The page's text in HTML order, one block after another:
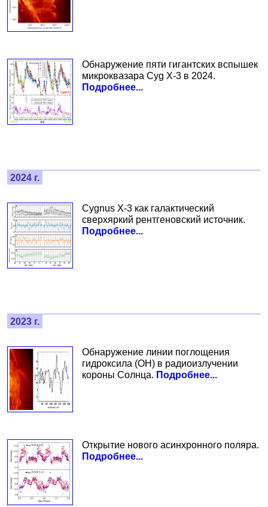
Обнаружение пяти гигантских вспышек
микроквазара Cyg X-3 в 2024.
Подробнее...
2024 г.
Cygnus X-3 как галактический
сверхяркий рентгеновский источник.
Подробнее...
2023 г.
Обнаружение линии поглощения
гидроксила (ОН) в радиоизлучении
короны Солнца. Подробнее...
Открытие нового асинхронного поляра.
Подробнее...